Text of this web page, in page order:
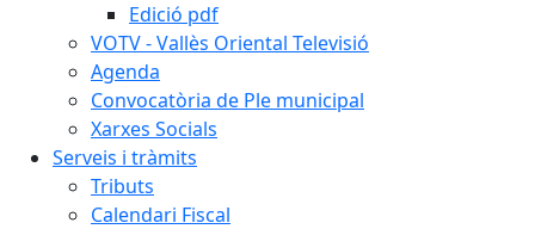
Edició pdf
VOTV - Vallès Oriental Televisió
Agenda
Convocatòria de Ple municipal
Xarxes Socials
Serveis i tràmits
Tributs
Calendari Fiscal